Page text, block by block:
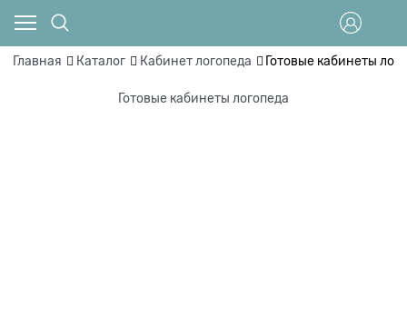
Главная Каталог Кабинет логопеда Готовые кабинеты
Готовые кабинеты логопеда